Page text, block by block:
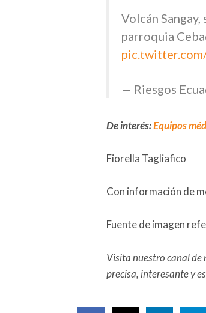
Volcán
parroquia
— Riesgos
De interés:Equipos
Fiorella Tagliafico
Con información de
Fuente de imagen
Visita nuestro canal de
precisa, interesante y